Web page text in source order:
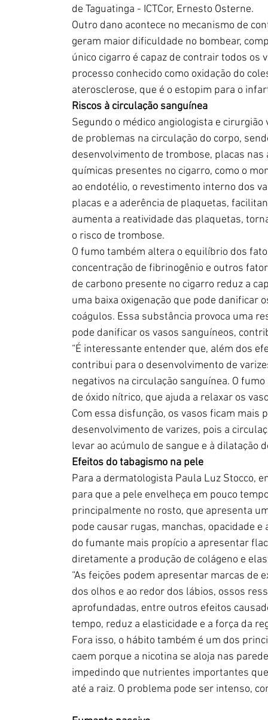
de Taguatinga - ICTCor, Ernesto Osterne.
Outro dano acontece no mecanismo de
geram maior dificuldade no bombear,
único cigarro é capaz de contrair todos
processo conhecido como oxidação do
aterosclerose, que é o estopim para o
Riscos à circulação sanguínea
Segundo o médico angiologista e
de problemas na circulação do corpo,
desenvolvimento de trombose, placas
químicas presentes no cigarro, como o
ao endotélio, o revestimento interno dos
placas e a aderência de plaquetas,
aumenta a reatividade das plaquetas,
o risco de trombose.
O fumo também altera o equilíbrio dos
concentração de fibrinogênio e outros
de carbono presente no cigarro reduz a
uma baixa oxigenação que pode danificar
coágulos. Essa substância provoca uma
pode danificar os vasos sanguíneos,
“É interessante entender que, além dos
contribui para o desenvolvimento de
negativos na circulação sanguínea. O
de óxido nítrico, que ajuda a relaxar os
Com essa disfunção, os vasos ficam mais
desenvolvimento de varizes, pois a
levar ao acúmulo de sangue e à dilatação
Efeitos do tabagismo na pele
Para a dermatologista Paula Luz Stocco,
para que a pele envelheça em pouco
principalmente no rosto, que apresenta
pode causar rugas, manchas, opacidade
do fumante mais propício a apresentar
diretamente a produção de colágeno e
“As feições podem apresentar marcas de
dos olhos e ao redor dos lábios, ossos
aprofundadas, entre outros efeitos
tempo, reduz a elasticidade e a força da
Fora isso, o hábito também é um dos
caem porque a nicotina se aloja nas
impedindo que nutrientes importantes
até a raiz. O problema pode ser intenso,